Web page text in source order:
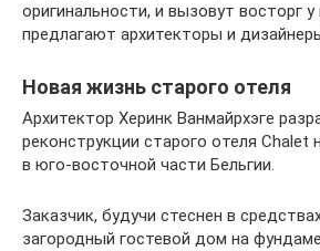
оригинальности, и вызовут восторг
предлагают архитекторы и
Новая жизнь старого отеля
Архитектор Херинк Ванмайрхэге
реконструкции старого отеля Chalet
в юго-восточной части Бельгии.
Заказчик, будучи стеснен в
загородный гостевой дом на